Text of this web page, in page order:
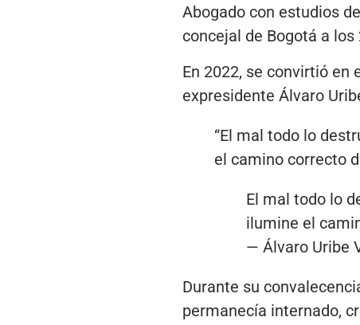
Abogado con estudios
concejal de Bogotá a
En 2022, se convirtió en
expresidente Álvaro
“El mal todo lo
el camino correcto
El mal todo lo
ilumine el
— Álvaro Uribe
Durante su
permanecía internado,